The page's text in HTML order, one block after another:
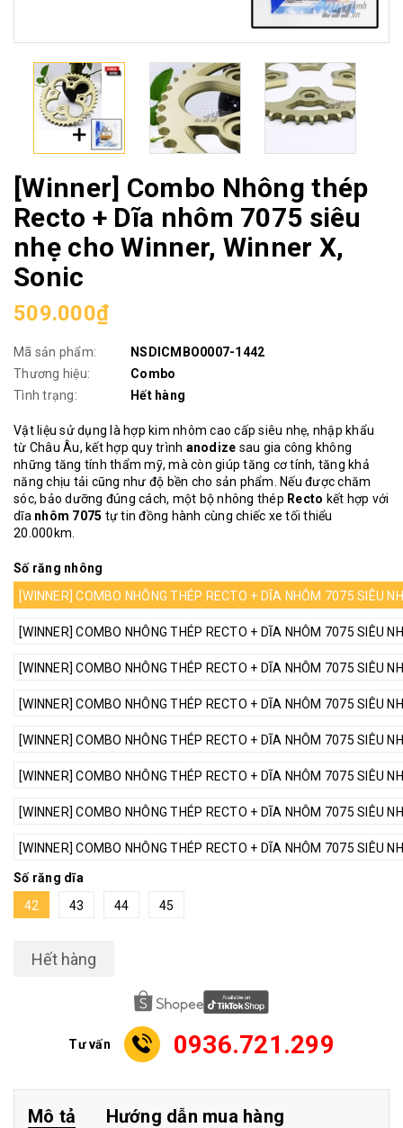
[Winner] Combo Nhông thép
Recto + Dĩa nhôm 7075 siêu
nhẹ cho Winner, Winner X,
Sonic
509.000₫
Mã sản phẩm:
NSDICMBO0007-1442
Thương hiệu:
Combo
Tình trạng:
Hết hàng
Vật liệu sử dụng là hợp kim nhôm cao cấp siêu nhẹ, nhập khẩu
từ Châu Âu, kết hợp quy trình anodize sau gia công không
những tăng tính thẩm mỹ, mà còn giúp tăng cơ tính, tăng khả
năng chịu tải cũng như độ bền cho sản phẩm. Nếu được chăm
sóc, bảo dưỡng đúng cách, một bộ nhông thép Recto kết hợp với
dĩa nhôm 7075 tự tin đồng hành cùng chiếc xe tối thiểu
20.000km.
Số răng nhông
[WINNER] COMBO NHÔNG THÉP RECTO + DĨA NHÔM 7075 SIÊU
[WINNER] COMBO NHÔNG THÉP RECTO + DĨA NHÔM 7075 SIÊU
[WINNER] COMBO NHÔNG THÉP RECTO + DĨA NHÔM 7075 SIÊU
[WINNER] COMBO NHÔNG THÉP RECTO + DĨA NHÔM 7075 SIÊU
[WINNER] COMBO NHÔNG THÉP RECTO + DĨA NHÔM 7075 SIÊU
[WINNER] COMBO NHÔNG THÉP RECTO + DĨA NHÔM 7075 SIÊU
[WINNER] COMBO NHÔNG THÉP RECTO + DĨA NHÔM 7075 SIÊU
[WINNER] COMBO NHÔNG THÉP RECTO + DĨA NHÔM 7075 SIÊU
Số răng dĩa
42
43 44 45
Hết hàng
Tư vấn 0936.721.299
Mô tả Hướng dẫn mua hàng